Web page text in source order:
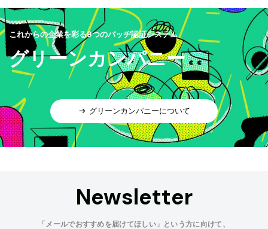
これからの企業を彩る9つのバッヂ認証システム
グリーンカンパニー
グリーンカンパニーについて
Newsletter
「メールでおすすめを届けてほしい」という方に向けて、